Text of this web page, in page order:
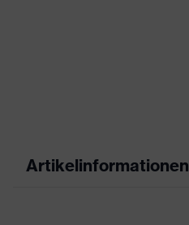
Artikelinformationen